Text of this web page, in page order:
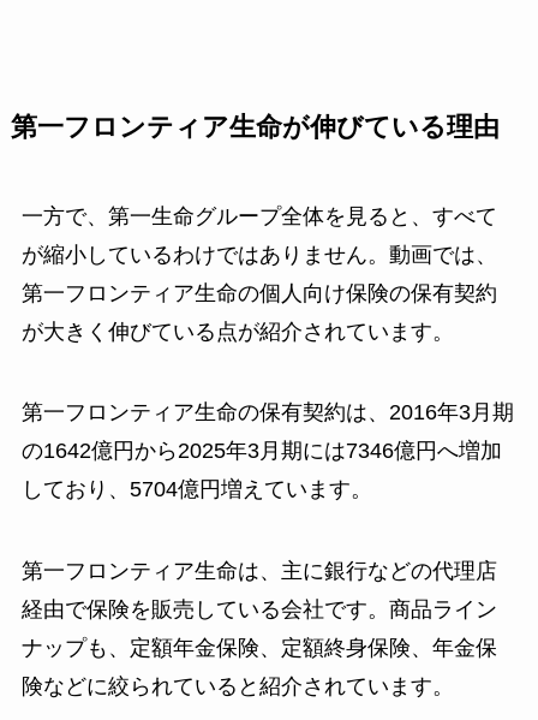
第一フロンティア生命が伸びている理由
一方で、第一生命グループ全体を見ると、すべて
が縮小しているわけではありません。動画では、
第一フロンティア生命の個人向け保険の保有契約
が大きく伸びている点が紹介されています。
第一フロンティア生命の保有契約は、2016年3月期
の1642億円から2025年3月期には7346億円へ増加
しており、5704億円増えています。
第一フロンティア生命は、主に銀行などの代理店
経由で保険を販売している会社です。商品ライン
ナップも、定額年金保険、定額終身保険、年金保
険などに絞られていると紹介されています。